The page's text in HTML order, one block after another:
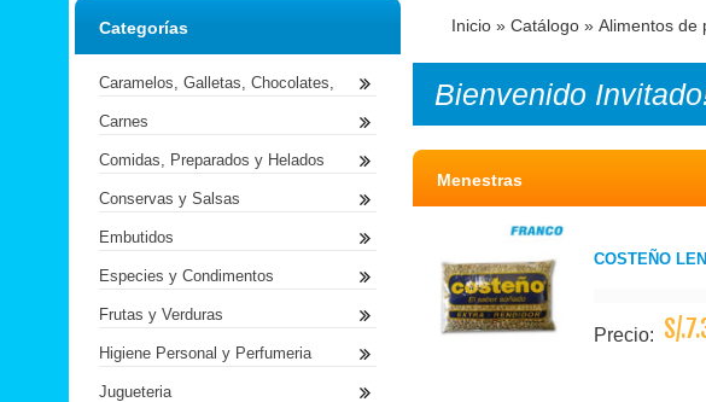
Inicio » Catálogo » Alimentos de
Bienvenido
Menestras
COSTEÑO
Precio: S/
Categorías
Caramelos, Galletas, Chocolates,
Carnes
Comidas, Preparados y Helados
Conservas y Salsas
Embutidos
Especies y Condimentos
Frutas y Verduras
Higiene Personal y Perfumeria
Jugueteria